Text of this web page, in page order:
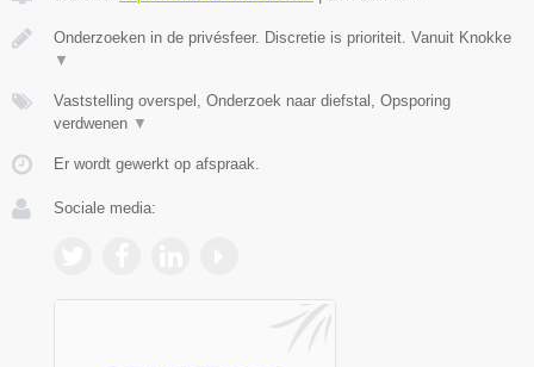
Onderzoeken in de privésfeer. Discretie is prioriteit. Vanuit Knokke
▼
Vaststelling overspel, Onderzoek naar diefstal, Opsporing
verdwenen ▼
Er wordt gewerkt op afspraak.
Sociale media: